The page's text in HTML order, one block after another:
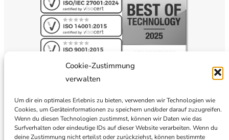
Cookie-Zustimmung
verwalten
Um dir ein optimales Erlebnis zu bieten, verwenden wir Technologien wie
Cookies, um Geräteinformationen zu speichern und/oder darauf zuzugreifen.
Wenn du diesen Technologien zustimmst, können wir Daten wie das
Surfverhalten oder eindeutige IDs auf dieser Website verarbeiten. Wenn du
deine Zustimmung nicht erteilst oder zurückziehst, können bestimmte